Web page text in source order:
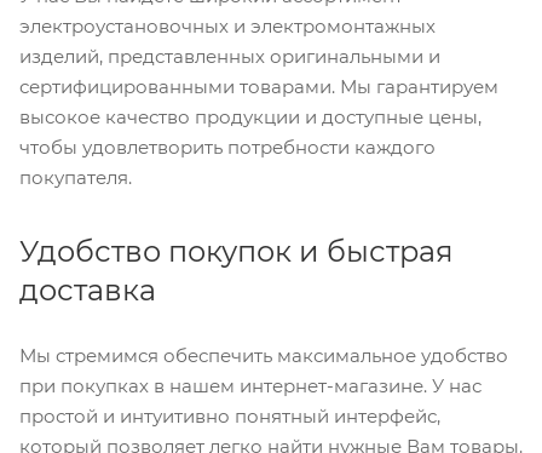
электроустановочных и электромонтажных
изделий, представленных оригинальными и
сертифицированными товарами. Мы гарантируем
высокое качество продукции и доступные цены,
чтобы удовлетворить потребности каждого
покупателя.
Удобство покупок и быстрая
доставка
Мы стремимся обеспечить максимальное удобство
при покупках в нашем интернет-магазине. У нас
простой и интуитивно понятный интерфейс,
который позволяет легко найти нужные Вам товары.